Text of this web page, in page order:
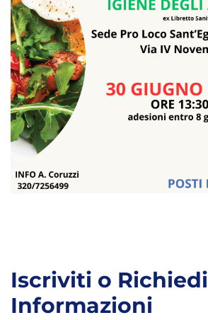
Iscriviti o Richiedi
Informazioni